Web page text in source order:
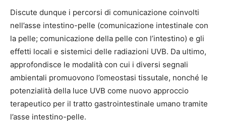
Discute dunque i percorsi di comunicazione coinvolti
nell’asse intestino-pelle (comunicazione intestinale con
la pelle; comunicazione della pelle con l’intestino) e gli
effetti locali e sistemici delle radiazioni UVB. Da ultimo,
approfondisce le modalità con cui i diversi segnali
ambientali promuovono l’omeostasi tissutale, nonché le
potenzialità della luce UVB come nuovo approccio
terapeutico per il tratto gastrointestinale umano tramite
l’asse intestino-pelle.